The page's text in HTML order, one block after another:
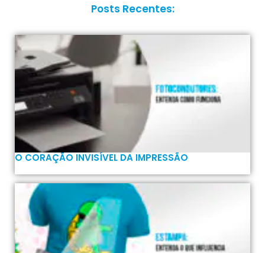
Posts Recentes:
O CORAÇÃO INVISÍVEL DA IMPRESSÃO